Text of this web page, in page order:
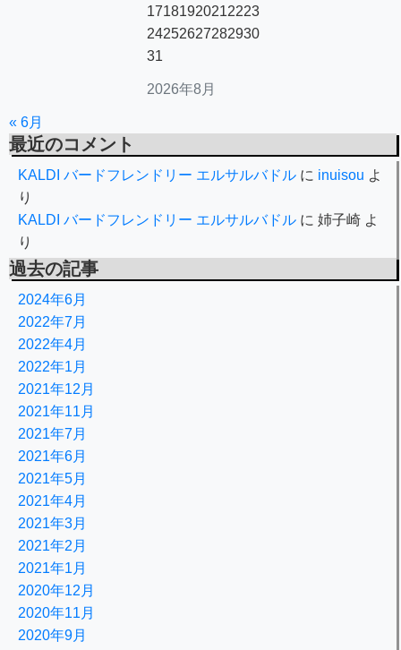
2026年8月
17181920212223
24252627282930
31
« 6月
最近のコメント
KALDI バードフレンドリー エルサルバドル に inuisou よ
り
KALDI バードフレンドリー エルサルバドル に 姉子崎 よ
り
過去の記事
2024年6月
2022年7月
2022年4月
2022年1月
2021年12月
2021年11月
2021年7月
2021年6月
2021年5月
2021年4月
2021年3月
2021年2月
2021年1月
2020年12月
2020年11月
2020年9月